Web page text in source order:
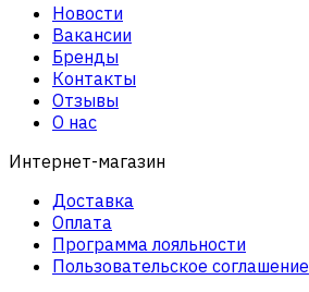
Новости
Вакансии
Бренды
Контакты
Отзывы
О нас
Интернет-магазин
Доставка
Оплата
Программа лояльности
Пользовательское соглашение